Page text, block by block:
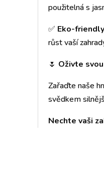
použitelná s
✅ Eko-
růst vaší
🌷 Oživte
Zařaďte naše
svědkem
Nechte vaši